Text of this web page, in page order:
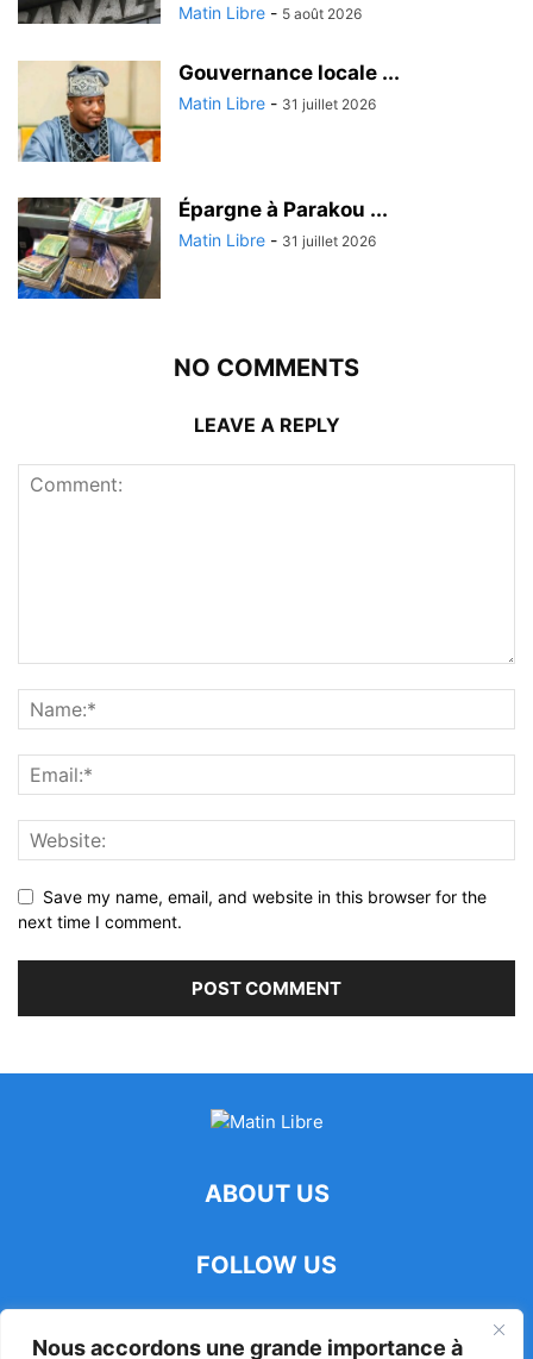
Nous accordons une grande importance à
Matin Libre - 5 août 2026
Gouvernance locale ...
Matin Libre - 31 juillet 2026
Épargne à Parakou ...
Matin Libre - 31 juillet 2026
NO COMMENTS
LEAVE A REPLY
Save my name, email, and website in this browser for the
next time I comment.
ABOUT US
FOLLOW US